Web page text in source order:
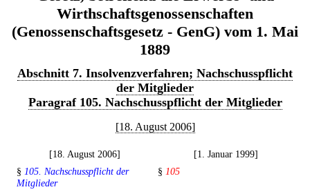
Wirthschaftsgenossenschaften
(Genossenschaftsgesetz - GenG) vom 1. Mai
1889
Abschnitt 7. Insolvenzverfahren; Nachschusspflicht
der Mitglieder
Paragraf 105. Nachschusspflicht der Mitglieder
[18. August 2006]
[18. August 2006]
[1. Januar 1999]
§ 105. Nachschusspflicht der
Mitglieder
§ 105